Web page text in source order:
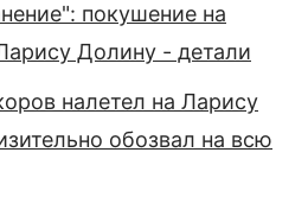
покушение на
Долину - детали
налетел на Ларису
обозвал на всю